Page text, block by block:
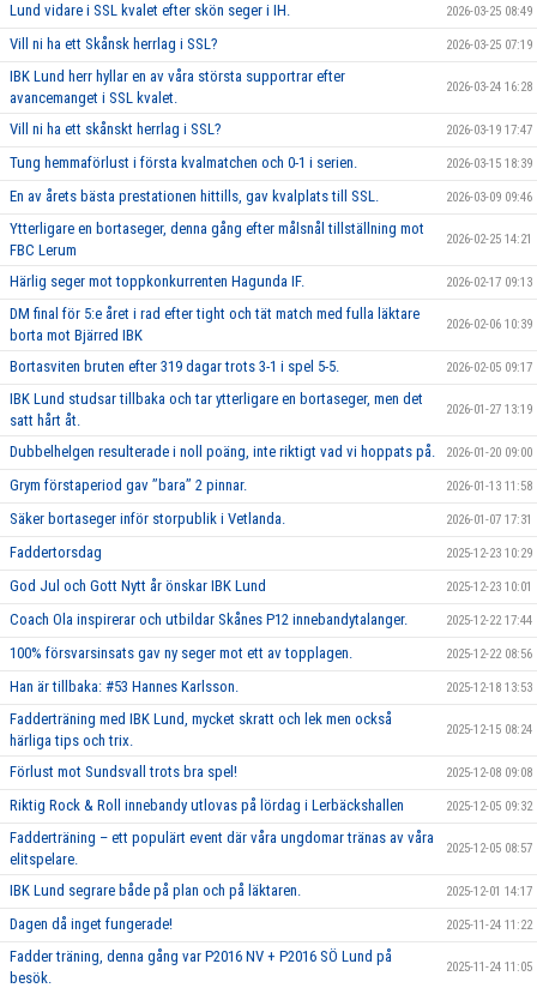
Lund vidare i SSL kvalet efter skön seger i IH. 2026-03-25 08:49
Vill ni ha ett Skånsk herrlag i SSL? 2026-03-25 07:19
IBK Lund herr hyllar en av våra största supportrar efter
avancemanget i SSL kvalet.
2026-03-24 16:28
Vill ni ha ett skånskt herrlag i SSL? 2026-03-19 17:47
Tung hemmaförlust i första kvalmatchen och 0-1 i serien. 2026-03-15 18:39
En av årets bästa prestationen hittills, gav kvalplats till SSL. 2026-03-09 09:46
Ytterligare en bortaseger, denna gång efter målsnål tillställning mot
FBC Lerum
2026-02-25 14:21
Härlig seger mot toppkonkurrenten Hagunda IF. 2026-02-17 09:13
DM final för 5:e året i rad efter tight och tät match med fulla läktare
borta mot Bjärred IBK
2026-02-06 10:39
Bortasviten bruten efter 319 dagar trots 3-1 i spel 5-5. 2026-02-05 09:17
IBK Lund studsar tillbaka och tar ytterligare en bortaseger, men det
satt hårt åt.
2026-01-27 13:19
Dubbelhelgen resulterade i noll poäng, inte riktigt vad vi hoppats på. 2026-01-20 09:00
Grym förstaperiod gav ’’bara’’ 2 pinnar. 2026-01-13 11:58
Säker bortaseger inför storpublik i Vetlanda. 2026-01-07 17:31
Faddertorsdag 2025-12-23 10:29
God Jul och Gott Nytt år önskar IBK Lund 2025-12-23 10:01
Coach Ola inspirerar och utbildar Skånes P12 innebandytalanger. 2025-12-22 17:44
100% försvarsinsats gav ny seger mot ett av topplagen. 2025-12-22 08:56
Han är tillbaka: #53 Hannes Karlsson. 2025-12-18 13:53
Fadderträning med IBK Lund, mycket skratt och lek men också
härliga tips och trix.
2025-12-15 08:24
Förlust mot Sundsvall trots bra spel! 2025-12-08 09:08
Riktig Rock & Roll innebandy utlovas på lördag i Lerbäckshallen 2025-12-05 09:32
Fadderträning – ett populärt event där våra ungdomar tränas av våra
elitspelare.
2025-12-05 08:57
IBK Lund segrare både på plan och på läktaren. 2025-12-01 14:17
Dagen då inget fungerade! 2025-11-24 11:22
Fadder träning, denna gång var P2016 NV + P2016 SÖ Lund på
besök.
2025-11-24 11:05